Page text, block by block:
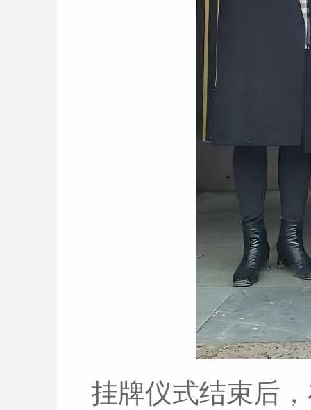
挂牌仪式结束后